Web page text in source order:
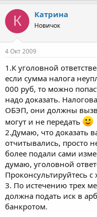
К Катрина
Новичок
4 Окт 2009
1.К уголовной
если сумма налога
000 руб, то можно
надо доказать.
ОБЭП, они должны
могут и не передать
2.Думаю, что доказать
отчитывались, просто
более подали сами
думаю, уголовной
Проконсультируйтесь
3. По истечению трех
должна подать иск в
банкротом.